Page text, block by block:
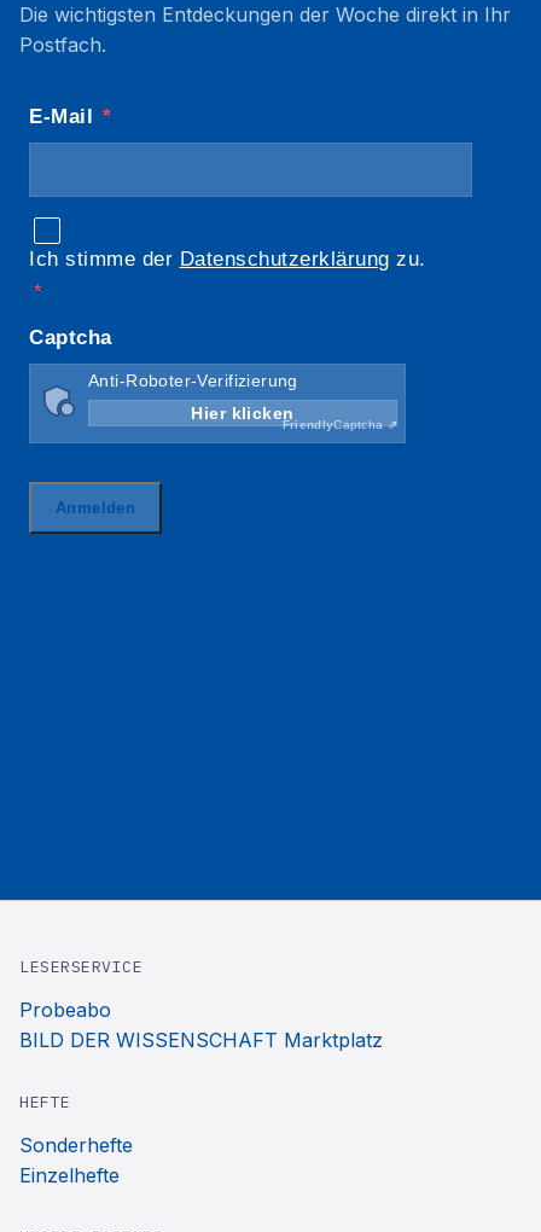
Die wichtigsten Entdeckungen der Woche direkt in Ihr
Postfach.
LESERSERVICE
Probeabo
BILD DER WISSENSCHAFT Marktplatz
HEFTE
Sonderhefte
Einzelhefte